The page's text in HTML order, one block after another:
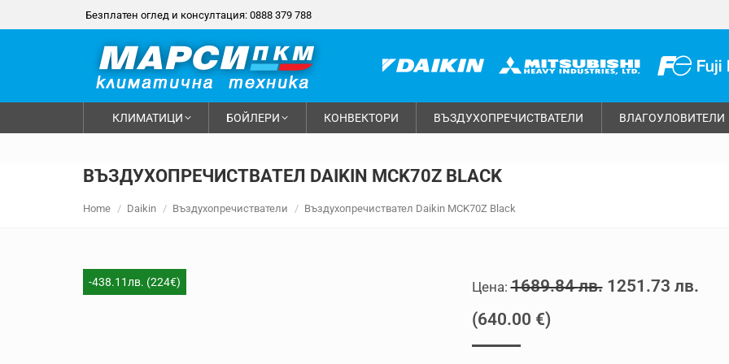
Безплатен оглед и консултация: 0888 379 788
КЛИМАТИЦИ БОЙЛЕРИ КОНВЕКТОРИ ВЪЗДУХОПРЕЧИСТВАТЕЛИ ВЛАГОУЛОВИТЕЛИ
ВЪЗДУХОПРЕЧИСТВАТЕЛ DAIKIN MCK70Z BLACK
Home Daikin Въздухопречистватели Въздухопречиствател Daikin MCK70Z Black
-438.11лв. (224€) 1689.84лв. Original
1251.73 лв.
(640.00 €)